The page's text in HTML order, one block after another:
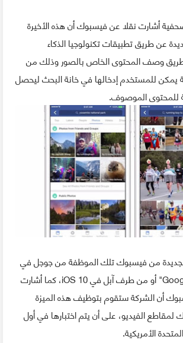
أشارت نقلا عن فيسبوك أن هذه الأخيرة
عن طريق تطبيقات تكنولوجيا الذكاء
وصف المحتوى الخاص بالصور وذلك من
يمكن للمستخدم إدخالها في خانة البحث ليحصل
للمحتوى الموصوف.
الجديدة من فيسبوك تلك الموظفة من جوجل في
تطبيق "Google Photos" أو من طرف آبل في iOS 10، كما أشارت
أن الشركة ستقوم بتوظيف هذه الميزة
لمقاطع الفيديو، على أن يتم اختبارها في أول
الأمريكية.